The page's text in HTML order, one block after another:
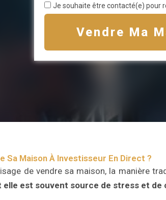
Je souhaite être contacté(e) pour
Vendre Ma
Sa Maison À Investisseur En Direct ?
de vendre sa maison, la manière
elle est souvent source de stress et